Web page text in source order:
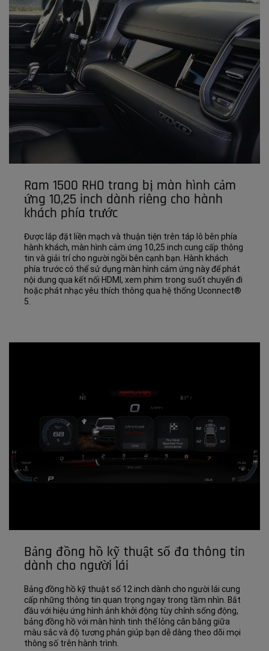
Ram 1500 RHO trang bị màn hình cảm
ứng 10,25 inch dành riêng cho hành
khách phía trước
Được lắp đặt liền mạch và thuận tiện trên táp lô bên phía
hành khách, màn hình cảm ứng 10,25 inch cung cấp thông
tin và giải trí cho người ngồi bên cạnh bạn. Hành khách
phía trước có thể sử dụng màn hình cảm ứng này để phát
nội dung qua kết nối HDMI, xem phim trong suốt chuyến đi
hoặc phát nhạc yêu thích thông qua hệ thống Uconnect®
5.
Bảng đồng hồ kỹ thuật số đa thông tin
dành cho người lái
Bảng đồng hồ kỹ thuật số 12 inch dành cho người lái cung
cấp những thông tin quan trọng ngay trong tầm nhìn. Bắt
đầu với hiệu ứng hình ảnh khởi động tùy chỉnh sống động,
bảng đồng hồ với màn hình tinh thế lỏng cân bằng giữa
màu sắc và độ tương phản giúp bạn dễ dàng theo dõi mọi
thông số trên hành trình.